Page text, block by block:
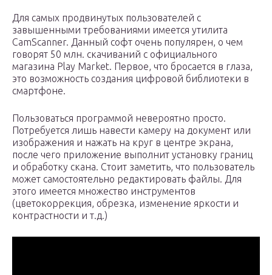
Для самых продвинутых пользователей с
завышенными требованиями имеется утилита
CamScanner. Данный софт очень популярен, о чем
говорят 50 млн. скачиваний с официального
магазина Play Market. Первое, что бросается в глаза,
это возможность создания цифровой библиотеки в
смартфоне.
Пользоваться программой невероятно просто.
Потребуется лишь навести камеру на документ или
изображения и нажать на круг в центре экрана,
после чего приложение выполнит установку границ
и обработку скана. Стоит заметить, что пользователь
может самостоятельно редактировать файлы. Для
этого имеется множество инструментов
(цветокоррекция, обрезка, изменение яркости и
контрастности и т.д.)